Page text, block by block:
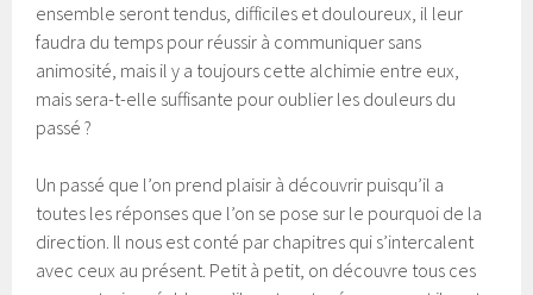
ensemble seront tendus, difficiles et douloureux, il leur
faudra du temps pour réussir à communiquer sans
animosité, mais il y a toujours cette alchimie entre eux,
mais sera-t-elle suffisante pour oublier les douleurs du
passé ?
Un passé que l’on prend plaisir à découvrir puisqu’il a
toutes les réponses que l’on se pose sur le pourquoi de la
direction. Il nous est conté par chapitres qui s’intercalent
avec ceux au présent. Petit à petit, on découvre tous ces